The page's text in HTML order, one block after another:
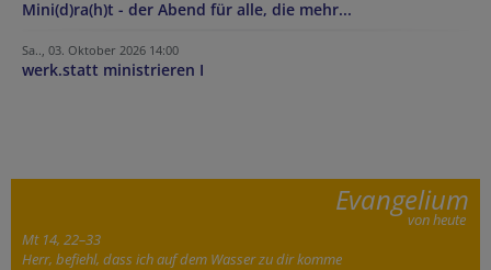
Mini(d)ra(h)t - der Abend für alle, die mehr...
Sa.., 03. Oktober 2026 14:00
werk.statt ministrieren I
Evangelium
von heute
Mt 14, 22–33
Herr, befiehl, dass ich auf dem Wasser zu dir komme